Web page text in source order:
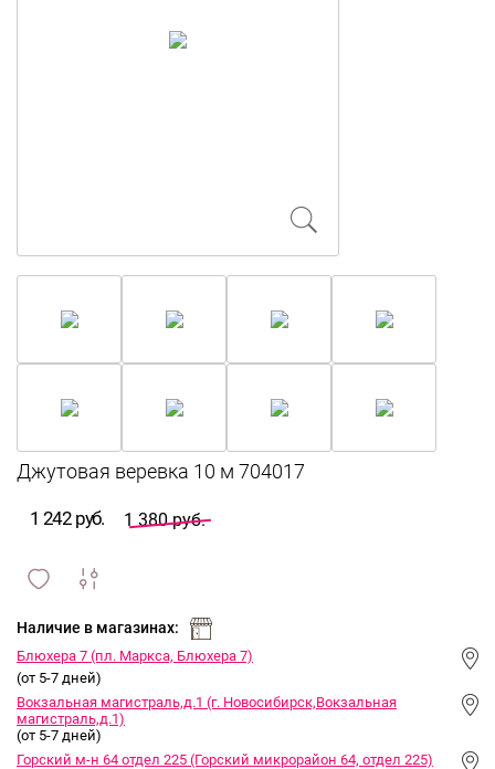
1 242 руб. 1 380 руб.
и
Наличие в магазинах:
Блюхера 7 (пл. Маркса, Блюхера 7)
(от 5-7 дней)
Вокзальная магистраль,д.1 (г. Новосибирск,Вокзальная
магистраль,д.1)
(от 5-7 дней)
Горский м-н 64 отдел 225 (Горский микрорайон 64, отдел 225)